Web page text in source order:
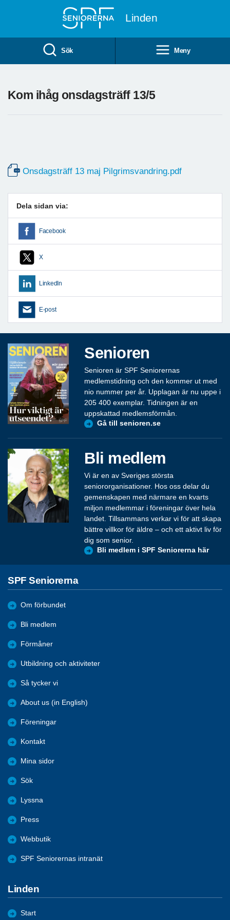
Linden
Sök Meny
Kom ihåg onsdagsträff 13/5
Onsdagsträff 13 maj Pilgrimsvandring.pdf
Dela sidan via:
Facebook
X
LinkedIn
E-post
Senioren
Senioren är SPF Seniorernas
medlemstidning och den kommer ut med
nio nummer per år. Upplagan är nu uppe i
205 400 exemplar. Tidningen är en
uppskattad medlemsförmån.
Gå till senioren.se
Bli medlem
Vi är en av Sveriges största
seniororganisationer. Hos oss delar du
gemenskapen med närmare en kvarts
miljon medlemmar i föreningar över hela
landet. Tillsammans verkar vi för att skapa
bättre villkor för äldre – och ett aktivt liv för
dig som senior.
Bli medlem i SPF Seniorerna här
SPF Seniorerna
Om förbundet
Bli medlem
Förmåner
Utbildning och aktiviteter
Så tycker vi
About us (in English)
Föreningar
Kontakt
Mina sidor
Sök
Lyssna
Press
Webbutik
SPF Seniorernas intranät
Linden
Start